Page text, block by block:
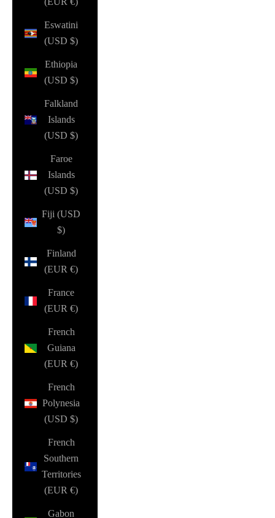
Eswatini
(USD $)
Ethiopia
(USD $)
Falkland
Islands
(USD $)
Faroe
Islands
(USD $)
Fiji (USD
$)
Finland
(EUR €)
France
(EUR €)
French
Guiana
(EUR €)
French
Polynesia
(USD $)
French
Southern
Territories
(EUR €)
Gabon